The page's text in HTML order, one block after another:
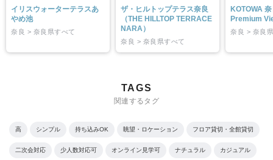
イリスウォーターテラスあ
やめ池
奈良 > 奈良県すべて
ザ・ヒルトップテラス奈良
（THE HILLTOP TERRACE
NARA）
奈良 > 奈良県すべて
KOTOWA
Premium
奈良 > 奈良
TAGS
関連するタグ
高 シンプル 持ち込みOK 眺望・ロケーション フロア貸切・全館貸切
二次会対応 少人数対応可 オンライン見学可 ナチュラル カジュアル